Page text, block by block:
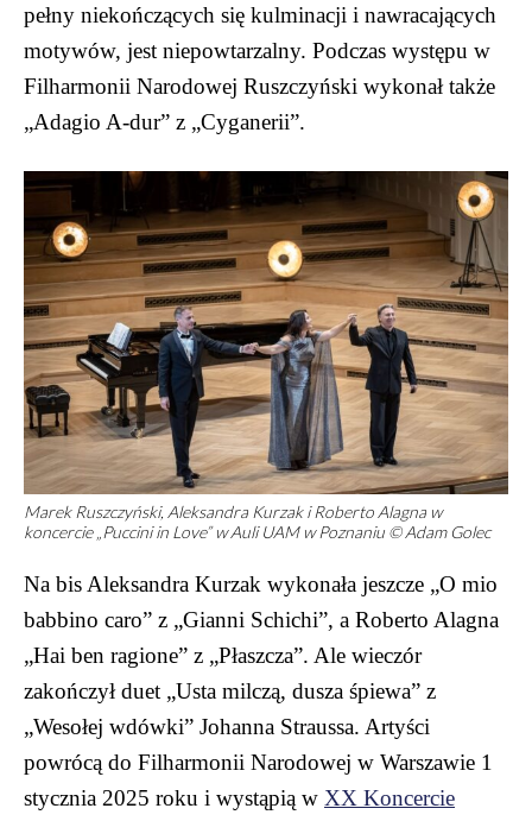
pełny niekończących się kulminacji i nawracających
motywów, jest niepowtarzalny. Podczas występu w
Filharmonii Narodowej Ruszczyński wykonał także
„Adagio A-dur” z „Cyganerii”.
Marek Ruszczyński, Aleksandra Kurzak i Roberto Alagna w
koncercie „Puccini in Love” w Auli UAM w Poznaniu © Adam Golec
Na bis Aleksandra Kurzak wykonała jeszcze „O mio
babbino caro” z „Gianni Schichi”, a Roberto Alagna
„Hai ben ragione” z „Płaszcza”. Ale wieczór
zakończył duet „Usta milczą, dusza śpiewa” z
„Wesołej wdówki” Johanna Straussa. Artyści
powrócą do Filharmonii Narodowej w Warszawie 1
stycznia 2025 roku i wystąpią w XX Koncercie